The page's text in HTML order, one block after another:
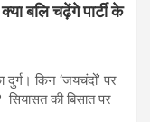
बलि चढ़ेंगे पार्टी के
किन ‘जयचंदों’ पर
सियासत की बिसात पर